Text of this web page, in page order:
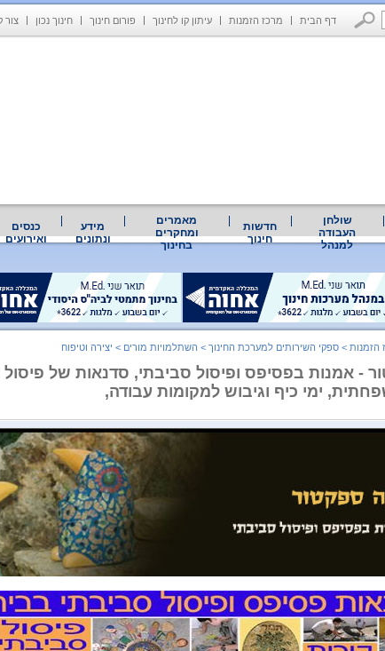
דף הבית מרכז הזמנות עיתון קו לחינוך פורום חינוך חינוך נכון צור
שולחן
העבודה
למנהל
חדשות
חינוך
מאמרים
ומחקרים
בחינוך
מידע
ונתונים
כנסים
ואירועים
הזמנות > ספקי השירותים למערכת החינוך > השתלמויות מורים > יצירה וטיפוח
- אמנות בפסיפס ופיסול סביבתי, סדנאות של
ימי כיף וגיבוש למקומות עבודה,